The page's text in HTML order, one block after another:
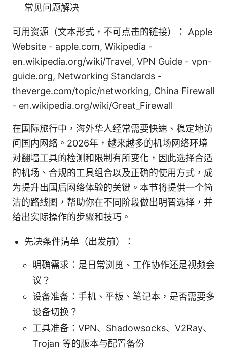
常见问题解决
可用资源（文本形式，不可点击的链接）： Apple
Website - apple.com, Wikipedia -
en.wikipedia.org/wiki/Travel, VPN Guide - vpn-
guide.org, Networking Standards -
theverge.com/topic/networking, China Firewall
- en.wikipedia.org/wiki/Great_Firewall
在国际旅行中，海外华人经常需要快速、稳定地访
问国内网络。2026年，越来越多的机场网络环境
对翻墙工具的检测和限制有所变化，因此选择合适
的机场、合规的工具组合以及正确的使用方式，成
为提升出国后网络体验的关键。本节将提供一个简
洁的路线图，帮助你在不同阶段做出明智选择，并
给出实际操作的步骤和技巧。
先决条件清单（出发前）：
明确需求：是日常浏览、工作协作还是视频会
议？
设备准备：手机、平板、笔记本，是否需要多
设备切换？
工具准备：VPN、Shadowsocks、V2Ray、
Trojan 等的版本与配置备份